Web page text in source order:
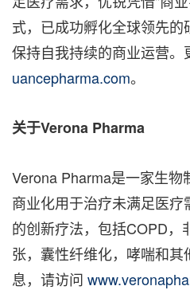
式，已成功孵化全球领先
保持自我持续的商业运营。
uancepharma.com。
关于Verona Pharma
Verona Pharma是一家生
商业化用于治疗未满足医
的创新疗法，包括COPD，
张，囊性纤维化，哮喘和
息，请访问